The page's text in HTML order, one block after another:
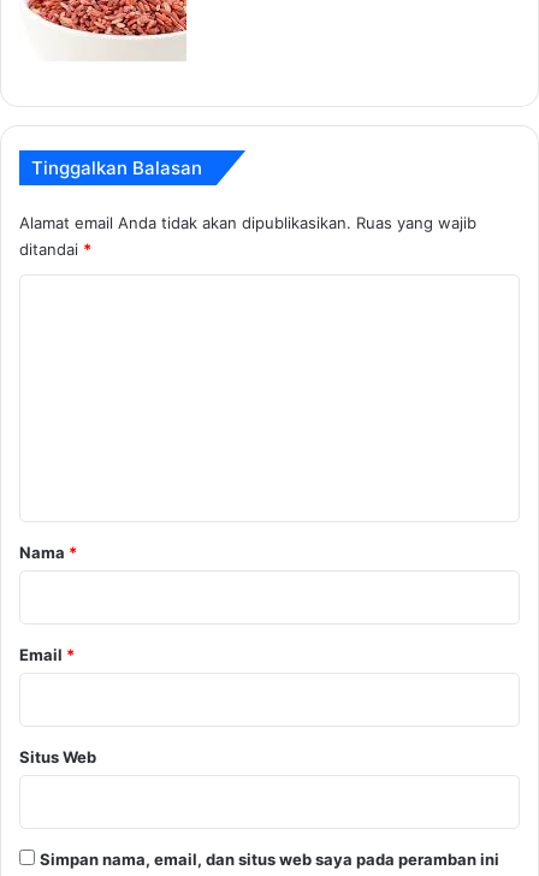
Tinggalkan Balasan
Alamat email Anda tidak akan dipublikasikan. Ruas yang wajib
ditandai *
rNama *
Email *
Situs Web
Simpan nama, email, dan situs web saya pada peramban ini